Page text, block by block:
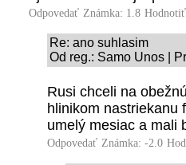
Odpovedať Známka: 1.8
Re: ano suhlasim
Od reg.: Samo Unos |
Rusi chceli na
hlinikom nastriekanu
umelý mesiac a mali
Odpovedať Známka: -2.0